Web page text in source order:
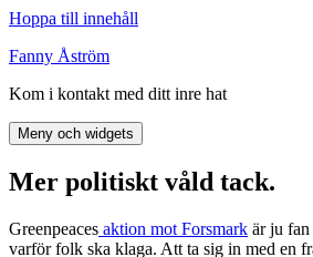
Hoppa till innehåll
Fanny Åström
Kom i kontakt med ditt inre hat
Meny och widgets
Mer politiskt våld tack.
Greenpeaces aktion mot Forsmark är ju
varför folk ska klaga. Att ta sig in med en